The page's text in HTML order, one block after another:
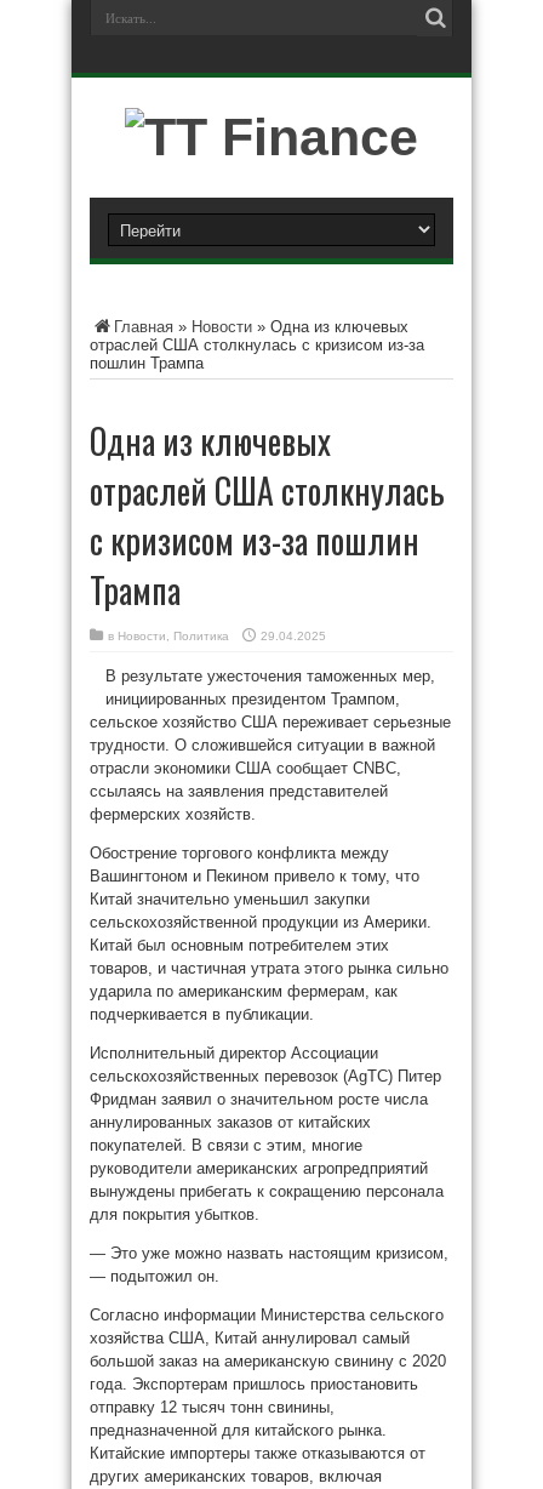
Главная » Новости » Одна из ключевых
отраслей США столкнулась с кризисом из-за
пошлин Трампа
Одна из ключевых
отраслей США столкнулась
с кризисом из-за пошлин
Трампа
в Новости Политика 29.04.2025
В результате ужесточения таможенных мер,
инициированных президентом Трампом,
сельское хозяйство США переживает серьезные
трудности. О сложившейся ситуации в важной
отрасли экономики США сообщает CNBC,
ссылаясь на заявления представителей
фермерских хозяйств.
Обострение торгового конфликта между
Вашингтоном и Пекином привело к тому, что
Китай значительно уменьшил закупки
сельскохозяйственной продукции из Америки.
Китай был основным потребителем этих
товаров, и частичная утрата этого рынка сильно
ударила по американским фермерам, как
подчеркивается в публикации.
Исполнительный директор Ассоциации
сельскохозяйственных перевозок (AgTC) Питер
Фридман заявил о значительном росте числа
аннулированных заказов от китайских
покупателей. В связи с этим, многие
руководители американских агропредприятий
вынуждены прибегать к сокращению персонала
для покрытия убытков.
— Это уже можно назвать настоящим кризисом,
— подытожил он.
Согласно информации Министерства сельского
хозяйства США, Китай аннулировал самый
большой заказ на американскую свинину с 2020
года. Экспортерам пришлось приостановить
отправку 12 тысяч тонн свинины,
предназначенной для китайского рынка.
Китайские импортеры также отказываются от
других американских товаров, включая